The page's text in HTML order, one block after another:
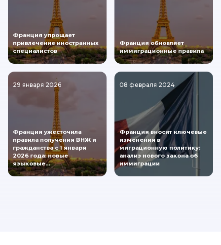
Франция упрощает
привлечение иностранных
специалистов
Франция обновляет
иммиграционные правила
29 января 2026
Франция ужесточила
правила получения ВНЖ и
гражданства с 1 января
2026 года: новые
языковые…
08 февраля 2024
Франция вносит ключевые
изменения в
миграционную политику:
анализ нового закона об
иммиграции